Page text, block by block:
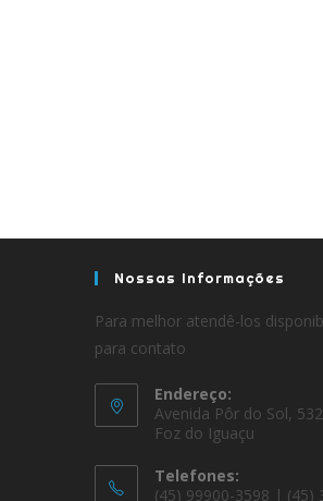
Nossas Informações
Para melhor atendê-los
para contato
Endereço:
Avenida Pôr do Sol,
Foz do Iguaçu
Telefones:
(45) 99900-3598 | (45)